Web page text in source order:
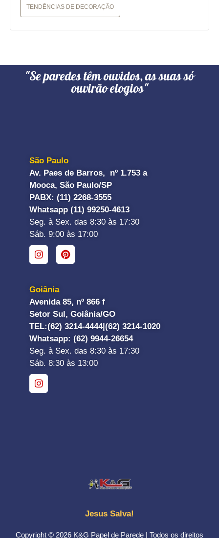
TENDÊNCIAS DE DECORAÇÃO
"Se paredes têm ouvidos, as suas só
ouvirão elogios"
São Paulo
Av. Paes de Barros, nº 1.753 a
Mooca, São Paulo/SP
PABX: (11) 2268-3555
Whatsapp (11) 99250-4613
Seg. à Sex. das 8:30 às 17:30
Sáb. 9:00 às 17:00
Goiânia
Avenida 85, nº 866 f
Setor Sul, Goiânia/GO
TEL:(62) 3214-4444|(62) 3214-1020
Whatsapp: (62) 9944-26654
Seg. à Sex. das 8:30 às 17:30
Sáb. 8:30 às 13:00
Jesus Salva!
Copyright © 2026 K&G Papel de Parede | Todos os direitos